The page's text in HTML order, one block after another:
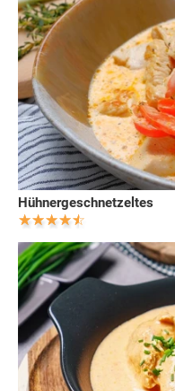
Hühnergeschnetzeltes